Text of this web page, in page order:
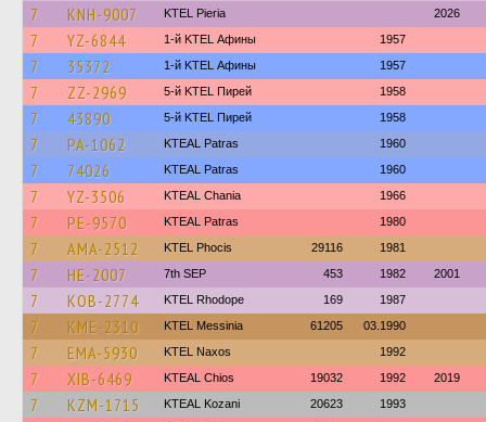
7 KNH-9007 KTEL Pieria 2026
7 YZ-6844 1-й KTEL Афины 1957
7 35372 1-й KTEL Афины 1957
7 ZZ-2969 5-й KTEL Пирей 1958
7 43890 5-й KTEL Пирей 1958
7 PA-1062 KTEAL Patras 1960
7 74026 KTEAL Patras 1960
7 YZ-3506 KTEAL Chania 1966
7 PE-9570 KTEAL Patras 1980
7 AMA-2512 ΚΤΕL Phocis 29116 1981
7 HE-2007 7th SEP 453 1982 2001
7 KOB-2774 KTEL Rhodope 169 1987
7 KME-2310 KTEL Messinia 61205 03.1990
7 EMA-5930 KTEL Naxos 1992
7 XIB-6469 KTEAL Chios 19032 1992 2019
7 KZM-1715 KTEAL Kozani 20623 1993